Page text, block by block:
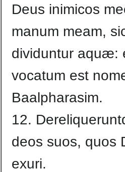
Deus inimicos
manum meam,
dividuntur aquæ:
vocatum est
Baalpharasim.
12.
deos suos, quos
exuri.